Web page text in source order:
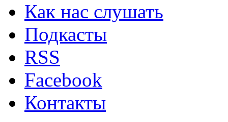
Как нас слушать
Подкасты
RSS
Facebook
Контакты